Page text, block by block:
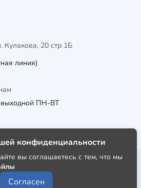
Кулакова, 20 стр 1Б
линия)
выходной ПН-ВТ
конфиденциальности
вы соглашаетесь с тем, что мы
Согласен